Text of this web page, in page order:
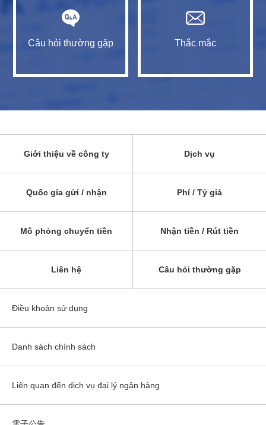
Câu hỏi thường gặp Thắc mắc
Giới thiệu về công ty Dịch vụ
Quốc gia gửi / nhận Phí / Tỷ giá
Mô phỏng chuyển tiền Nhận tiền / Rút tiền
Liên hệ Câu hỏi thường gặp
Điều khoản sử dụng
Danh sách chính sách
Liên quan đến dịch vụ đại lý ngân hàng